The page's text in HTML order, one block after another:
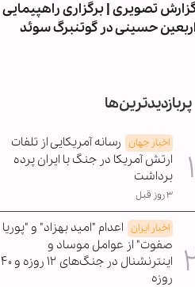
تصویری | برگزاری راهپیمایی
اربعین حسینی در گوتنبرگ سوئد
پربازدیدترین‌ها
اخبار جهان رسانه آمریکایی از تلفات
ارتش آمریکا در جنگ با ایران پرده
برداشت
۳ روز قبل
اخبار ایران اعدام "امید بهزاد" و "پوریا
صفوت" از عوامل موساد و
اینترنشنال در جنگ‌های ۱۲ روزه و ۴۰
روزه